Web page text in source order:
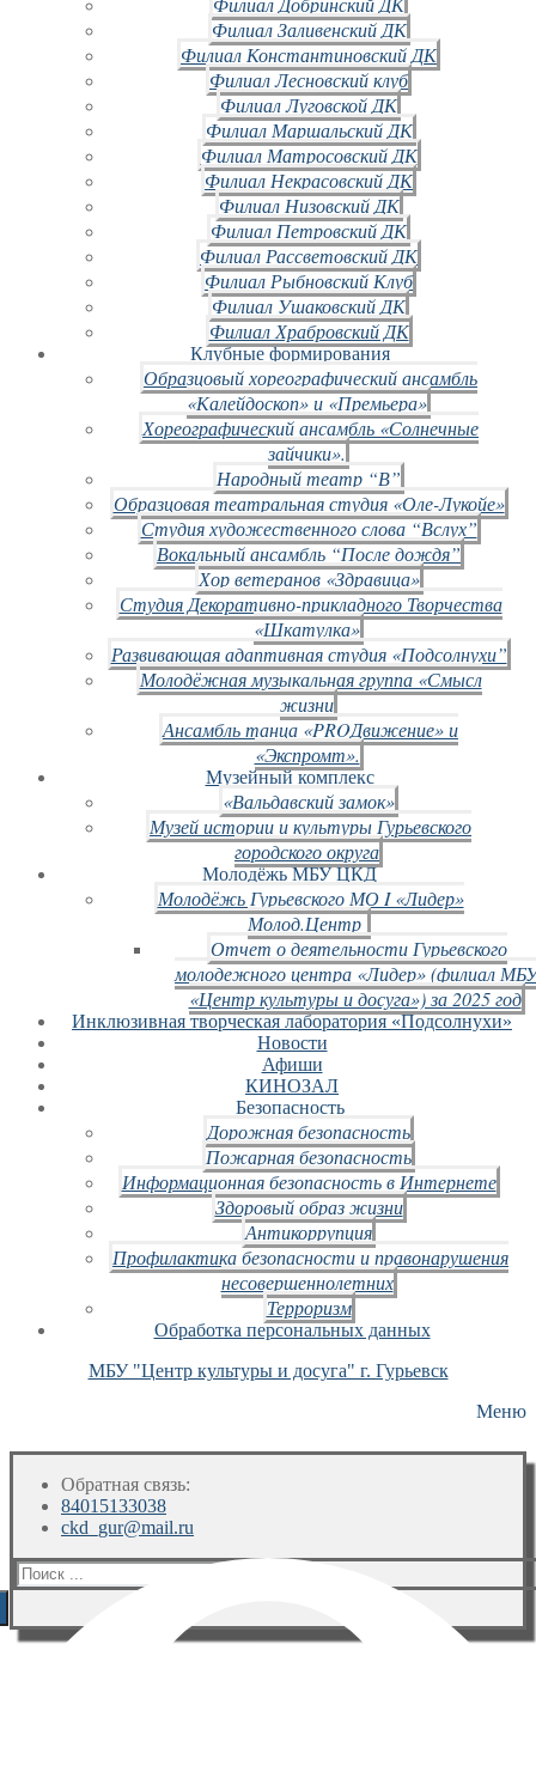
Филиал Заливенский ДК
Филиал Константиновский ДК
Филиал Лесновский клуб
Филиал Луговской ДК
Филиал Маршальский ДК
Филиал Матросовский ДК
Филиал Некрасовский ДК
Филиал Низовский ДК
Филиал Петровский ДК
Филиал Рассветовский ДК
Филиал Рыбновский Клуб
Филиал Ушаковский ДК
Филиал Храбровский ДК
Клубные формирования
Образцовый хореографический ансамбль
«Калейдоскоп» и «Премьера»
Хореографический ансамбль «Солнечные
зайчики».
Народный театр “В”
Образцовая театральная студия «Оле-Лукойе»
Студия художественного слова “Вслух”
Вокальный ансамбль “После дождя”
Хор ветеранов «Здравица»
Студия Декоративно-прикладного Творчества
«Шкатулка»
Развивающая адаптивная студия «Подсолнухи”
Молодёжная музыкальная группа «Смысл
жизни
Ансамбль танца «PROДвижение» и
«Экспромт».
Музейный комплекс
«Вальдавский замок»
Музей истории и культуры Гурьевского
городского округа
Молодёжь МБУ ЦКД
Молодёжь Гурьевского МО I «Лидер»
Молод.Центр
Отчет о деятельности Гурьевского
молодежного центра «Лидер» (филиал
«Центр культуры и досуга») за 2025 год
Инклюзивная творческая лаборатория «Подсолнухи»
Новости
Афиши
КИНОЗАЛ
Безопасность
Дорожная безопасность
Пожарная безопасность
Информационная безопасность в Интернете
Здоровый образ жизни
Антикоррупция
Профилактика безопасности и правонарушения
несовершеннолетних
Терроризм
Обработка персональных данных
МБУ "Центр культуры и досуга" г. Гурьевск
Меню
Обратная связь:
84015133038
ckd_gur@mail.ru
Искать: